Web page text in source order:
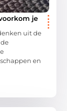
je
uit de
en